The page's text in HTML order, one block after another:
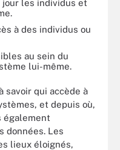
les individus et
à des individus ou
au sein du
lui-même.
savoir qui accède à
et depuis où,
également
données. Les
lieux éloignés,